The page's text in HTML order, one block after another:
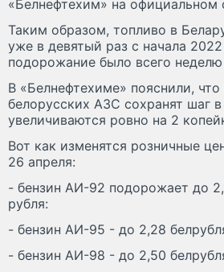
«Белнефтехим» на официальном
Таким образом, топливо в
уже в девятый раз с начала
подорожание было всего неделю
В «Белнефтехиме» пояснили,
белорусских АЗС сохранят шаг
увеличиваются ровно на 2
Вот как изменятся розничные
26 апреля:
- бензин АИ-92 подорожает до
рубля:
- бензин АИ-95 - до 2,28
- бензин АИ-98 - до 2,50